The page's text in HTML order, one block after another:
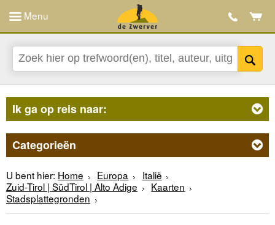
Menu
Ik ga op reis naar:
Categorieën
U bent hier: Home Europa
Italië
Zuid-Tirol | SüdTirol | Alto Adige
Kaarten
Stadsplattegronden